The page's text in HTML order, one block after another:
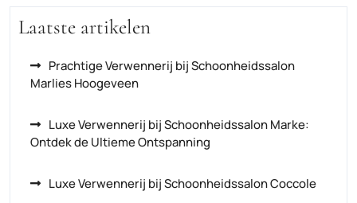
Laatste artikelen
Prachtige Verwennerij bij Schoonheidssalon
Marlies Hoogeveen
Luxe Verwennerij bij Schoonheidssalon Marke:
Ontdek de Ultieme Ontspanning
Luxe Verwennerij bij Schoonheidssalon Coccole